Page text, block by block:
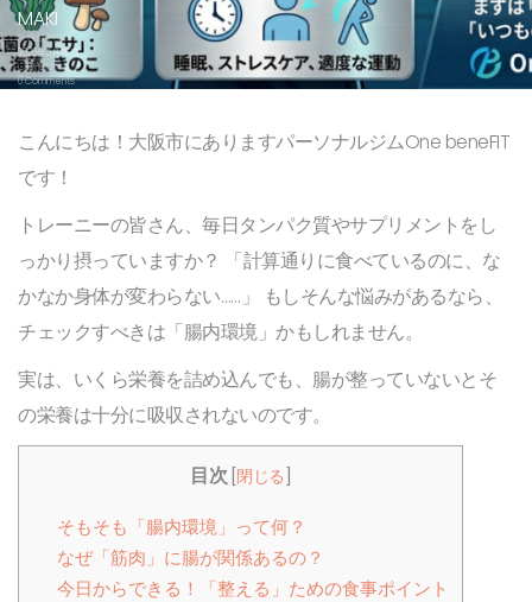
MAKI
PUBLISHED ON:
2026年5月18日
COMMENTS:
0 Comments
こんにちは！大阪市にありますパーソナルジムOne beneFIT
です！
トレーニーの皆さん、毎日タンパク質やサプリメントをし
っかり摂っていますか？ 「計算通りに食べているのに、な
かなか身体が変わらない……」 もしそんな悩みがあるなら、
チェックすべきは「腸内環境」かもしれません。
実は、いくら栄養を詰め込んでも、腸が整っていないとそ
の栄養は十分に吸収されないのです。
目次 閉じる
そもそも「腸内環境」って何？
なぜ「筋肉」に腸が関係あるの？
今日からできる！「整える」ための食事ポイント